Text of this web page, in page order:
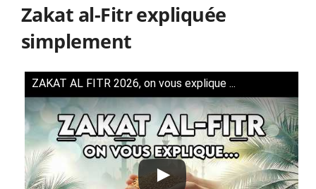
Zakat al-Fitr expliquée
simplement
ZAKAT AL FITR 2026, on vous explique ...